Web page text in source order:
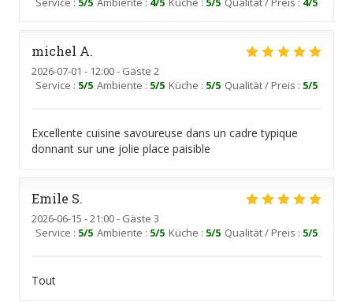
michel A
2026-07-01 - 12:00 - Gäste 2
Service : 5/5 Ambiente : 5/5 Küche : 5/5 Qualität / Preis : 5/5
Excellente cuisine savoureuse dans un cadre typique
donnant sur une jolie place paisible
Emile S
2026-06-15 - 21:00 - Gäste 3
Service : 5/5 Ambiente : 5/5 Küche : 5/5 Qualität / Preis : 5/5
Tout